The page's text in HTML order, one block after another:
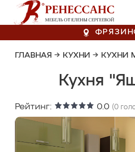
ГЛАВНАЯ → КУХНИ → КУХНИ
Кухня
Рейтинг: 0.0 (0